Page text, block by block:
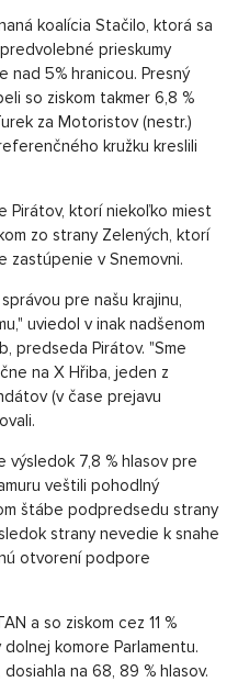
koalícia Stačilo, ktorá sa
prieskumy
5% hranicou. Presný
so ziskom takmer 6,8 %
za Motoristov (nestr.)
kružku kreslili
Pirátov, ktorí niekoľko miest
zo strany Zelených, ktorí
zastúpenie v Snemovni.
pre našu krajinu,
uviedol v inak nadšenom
predseda Pirátov. "Sme
na X Hřiba, jeden z
(v čase prejavu
výsledok 7,8 % hlasov pre
veštili pohodlný
štábe podpredsedu strany
strany nevedie k snahe
otvorení podpore
a so ziskom cez 11 %
komore Parlamentu.
na 68, 89 % hlasov.